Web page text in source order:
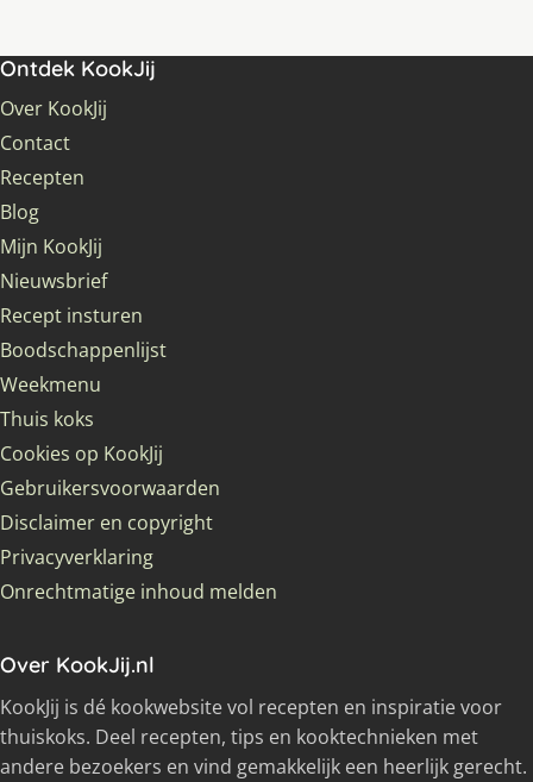
Ontdek KookJij
Over KookJij
Contact
Recepten
Blog
Mijn KookJij
Nieuwsbrief
Recept insturen
Boodschappenlijst
Weekmenu
Thuis koks
Cookies op KookJij
Gebruikersvoorwaarden
Disclaimer en copyright
Privacyverklaring
Onrechtmatige inhoud melden
Over KookJij.nl
KookJij is dé kookwebsite vol recepten en inspiratie voor
thuiskoks. Deel recepten, tips en kooktechnieken met
andere bezoekers en vind gemakkelijk een heerlijk gerecht.